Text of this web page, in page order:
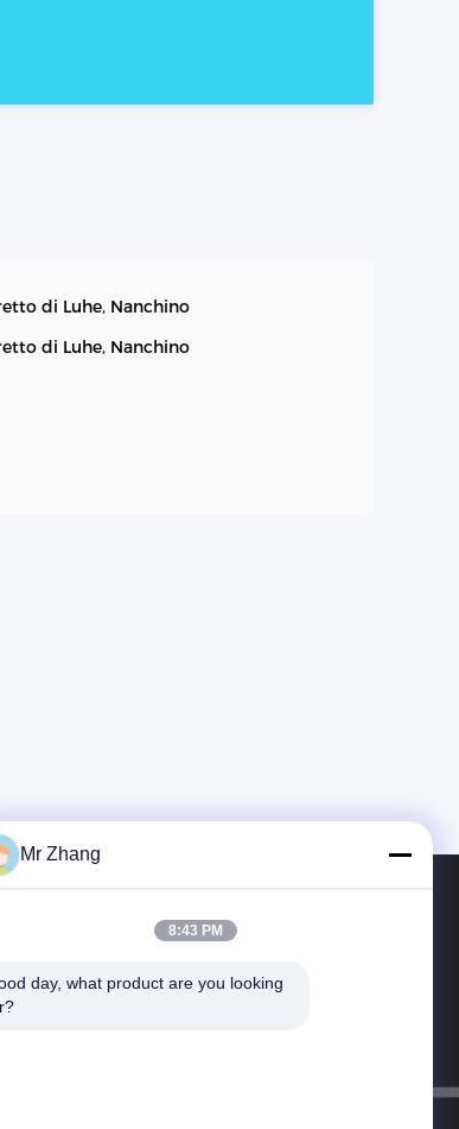
di Luhe, Nanchino
di Luhe, Nanchino
Zhongshan Membrane
Ltd.
il prima possibile.
Mr Zhang
8:43 PM
day, what product are you looking